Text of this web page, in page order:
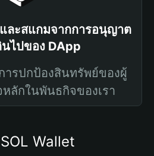
ละสแกมจากการอนุญาต
นไปของ DApp
ารปกป้องสินทรัพย์ของผู้
ลักในพันธกิจของเรา
Wallet